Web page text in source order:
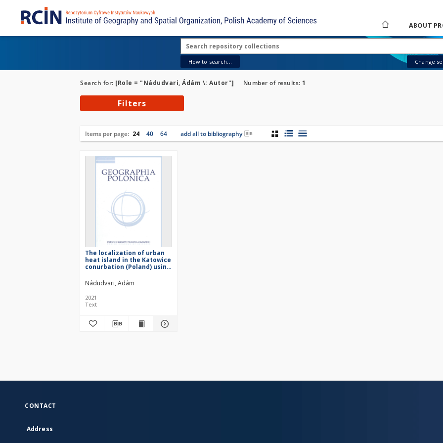
ABOUT
How to search... Change
Search for: [Role = "Nádudvari, Ádám \: Autor"] Number of results: 1
Filters
Items per page: 24 40 64 add all to bibliography
The localization of urban
heat island in the Katowice
conurbation (Poland) using
surface temperature,
Normalized Difference
Vegetation Index and
Normalized Difference
Built-up Index
Nádudvari, Ádám
2021
Text
CONTACT
Address